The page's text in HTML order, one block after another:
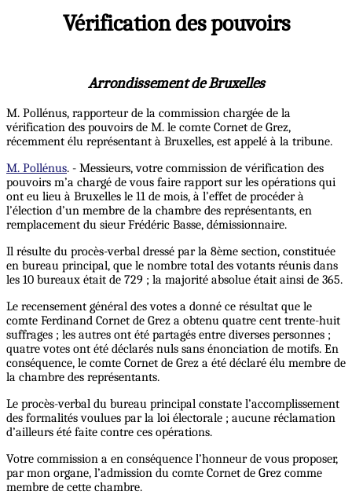
Vérification des pouvoirs
Arrondissement de Bruxelles
M. Pollénus, rapporteur de la commission chargée de la
vérification des pouvoirs de M. le comte Cornet de Grez,
récemment élu représentant à Bruxelles, est appelé à la tribune.
M. Pollénus. - Messieurs, votre commission de vérification des
pouvoirs m’a chargé de vous faire rapport sur les opérations qui
ont eu lieu à Bruxelles le 11 de mois, à l’effet de procéder à
l’élection d’un membre de la chambre des représentants, en
remplacement du sieur Frédéric Basse, démissionnaire.
Il résulte du procès-verbal dressé par la 8ème section, constituée
en bureau principal, que le nombre total des votants réunis dans
les 10 bureaux était de 729 ; la majorité absolue était ainsi de 365.
Le recensement général des votes a donné ce résultat que le
comte Ferdinand Cornet de Grez a obtenu quatre cent trente-huit
suffrages ; les autres ont été partagés entre diverses personnes ;
quatre votes ont été déclarés nuls sans énonciation de motifs. En
conséquence, le comte Cornet de Grez a été déclaré élu membre de
la chambre des représentants.
Le procès-verbal du bureau principal constate l’accomplissement
des formalités voulues par la loi électorale ; aucune réclamation
d’ailleurs été faite contre ces opérations.
Votre commission a en conséquence l’honneur de vous proposer,
par mon organe, l’admission du comte Cornet de Grez comme
membre de cette chambre.